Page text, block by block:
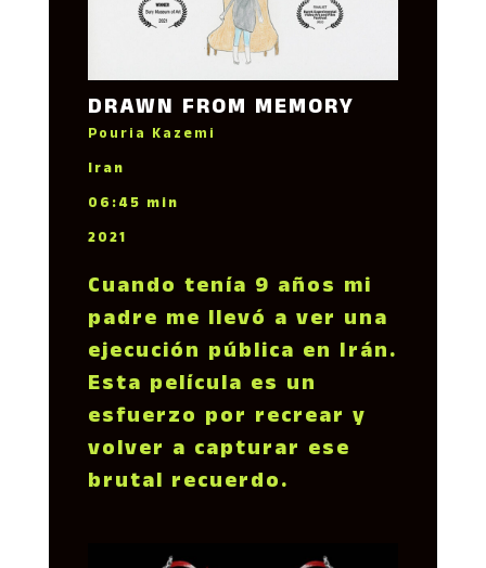
DRAWN FROM MEMORY
Pouria Kazemi
Iran
06:45 min
2021
Cuando tenía 9 años mi
padre me llevó a ver una
ejecución pública en Irán.
Esta película es un
esfuerzo por recrear y
volver a capturar ese
brutal recuerdo.